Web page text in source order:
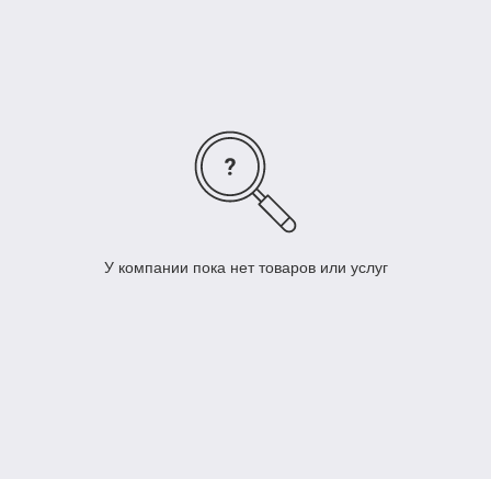
У компании пока нет товаров или услуг